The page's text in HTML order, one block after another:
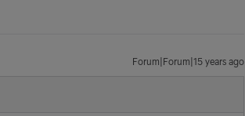
Forum|Forum|15 years ago